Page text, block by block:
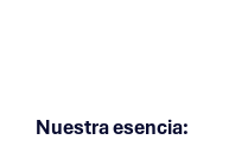
Nuestra esencia: